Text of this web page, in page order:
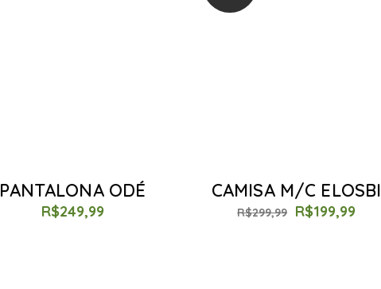
PANTALONA ODÉ
R$249,99
CAMISA M/C ELOSBI
R$299,99 R$199,99